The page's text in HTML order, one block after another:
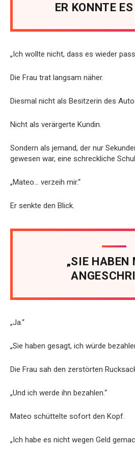
ER KONNTE
„Ich wollte nicht, dass es wieder
Die Frau trat langsam näher.
Diesmal nicht als Besitzerin des
Nicht als verärgerte Kundin.
Sondern als jemand, der nur
gewesen war, eine schreckliche
„Mateo… verzeih mir.“
Er senkte den Blick.
„SIE HABEN
„Ja.“
„Sie haben gesagt, ich würde
Die Frau sah den zerstörten
„Und ich werde ihn bezahlen.“
Mateo schüttelte sofort den Kopf.
„Ich habe es nicht wegen Geld